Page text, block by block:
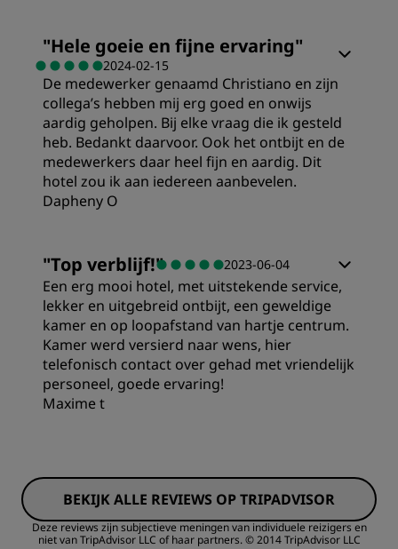
Prijs/kwaliteit
Slaapkwaliteit
Locatie
Service
"Hele goeie en fijne ervaring"
2024-02-15
De medewerker genaamd Christiano en zijn
collega’s hebben mij erg goed en onwijs
aardig geholpen. Bij elke vraag die ik gesteld
heb. Bedankt daarvoor. Ook het ontbijt en de
medewerkers daar heel fijn en aardig. Dit
hotel zou ik aan iedereen aanbevelen.
Dapheny O
Locatie
Service
"Top verblijf!" 2023-06-04
Een erg mooi hotel, met uitstekende service,
lekker en uitgebreid ontbijt, een geweldige
kamer en op loopafstand van hartje centrum.
Kamer werd versierd naar wens, hier
telefonisch contact over gehad met vriendelijk
personeel, goede ervaring!
Maxime t
BEKIJK ALLE REVIEWS OP TRIPADVISOR
Deze reviews zijn subjectieve meningen van individuele reizigers en
niet van TripAdvisor LLC of haar partners. © 2014 TripAdvisor LLC